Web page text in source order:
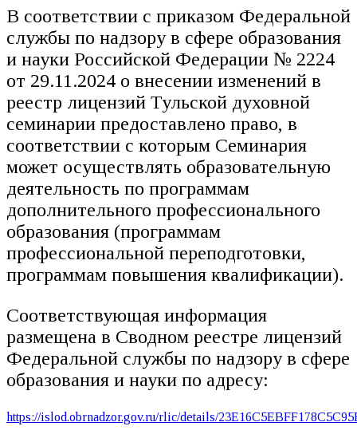
В соответствии с приказом Федеральной
службы по надзору в сфере образования
и науки Российской Федерации № 2224
от 29.11.2024 о внесении изменений в
реестр лицензий Тульской духовной
семинарии предоставлено право, в
соответствии с которым Семинария
может осуществлять образовательную
деятельность по программам
дополнительного профессионального
образования (программам
профессиональной переподготовки,
программам повышения квалификации).
Соответствующая информация
размещена в Сводном реестре лицензий
Федеральной службы по надзору в сфере
образования и науки по адресу:
https://islod.obrnadzor.gov.ru/rlic/details/